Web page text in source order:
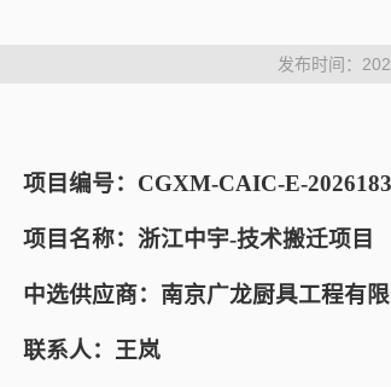
发布时间：
项目编号：CGXM-CAIC-E-
项目名称：浙江中宇-技术搬迁项目
中选供应商：南京广龙厨具工程有
联系人：王岚